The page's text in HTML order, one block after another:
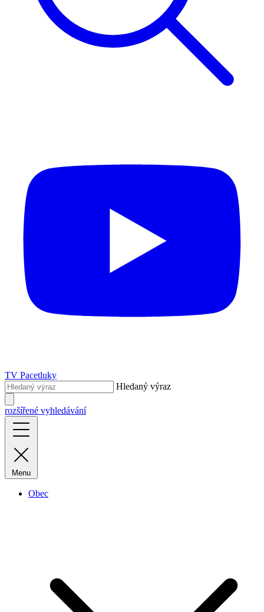
TV Pacetluky
Hledaný výraz
rozšířené vyhledávání
Menu
Obec